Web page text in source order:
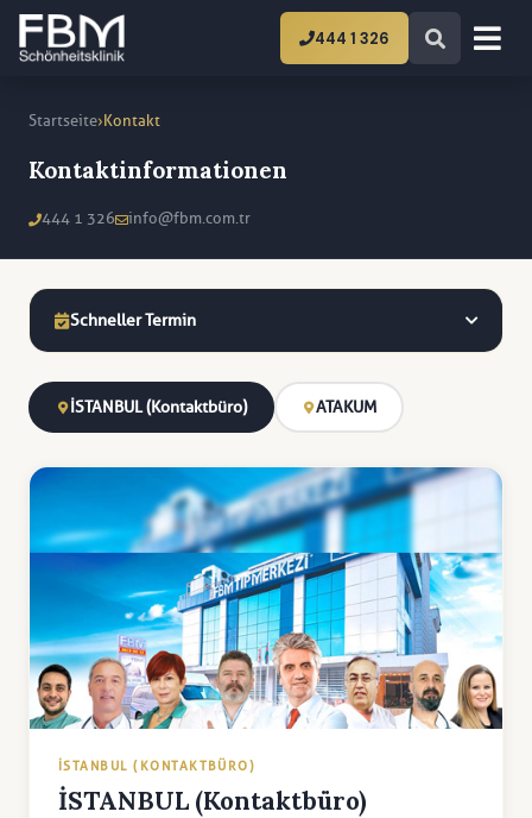
444 1 326
Startseite›Kontakt
Kontaktinformationen
444 1 326 info@fbm.com.tr
Schneller Termin
İSTANBUL (Kontaktbüro) ATAKUM
İSTANBUL (KONTAKTBÜRO)
İSTANBUL (Kontaktbüro)